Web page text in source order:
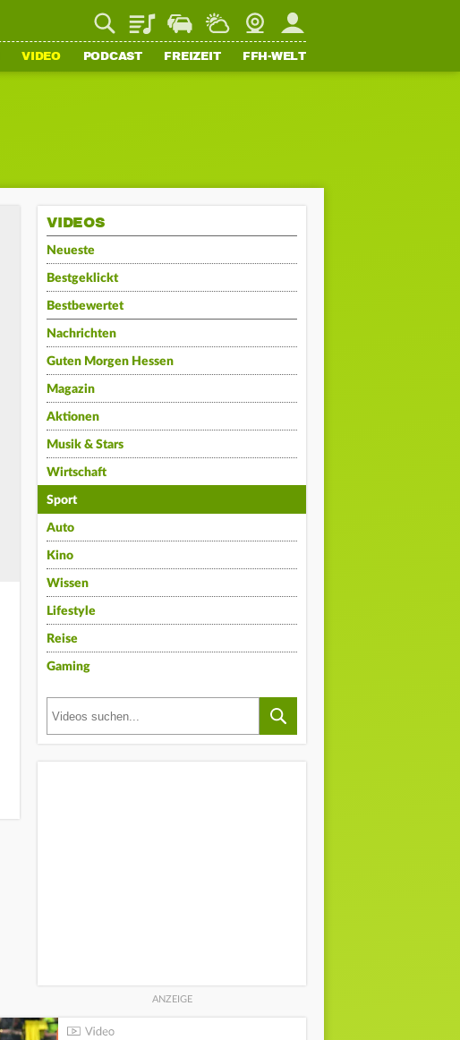
PlaylistStaupilotWetterWebcamMein FFH
VIDEO PODCAST FREIZEIT FFH-WELT
VIDEOS
Neueste
Bestgeklickt
Bestbewertet
Nachrichten
Guten Morgen Hessen
Magazin
Aktionen
Musik & Stars
Wirtschaft
Sport
Auto
Kino
Wissen
Lifestyle
Reise
Gaming